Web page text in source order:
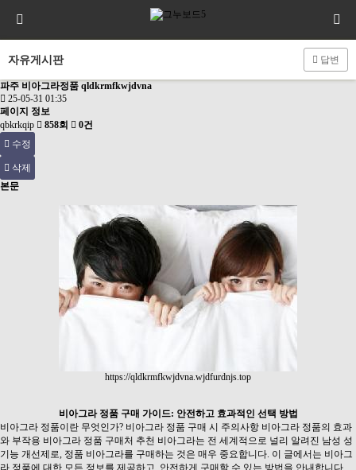
자유게시판 답변
파주 비아그라정품 qldkrmfkwjdvna
25-05-31 01:35
페이지 정보
qbkrkqip
858회
0건
수정
삭제
본문
https://qldkrmfkwjdvna.wjdfurdnjs.top
비아그라 정품 구매 가이드: 안전하고 효과적인 선택 방법
비아그라 정품이란 무엇인가? 비아그라 정품 구매 시 주의사항 비아그라 정품의 효과
와 부작용 비아그라 정품 구매처 추천 비아그라는 전 세계적으로 널리 알려진 남성 성
기능 개선제로, 정품 비아그라를 구매하는 것은 매우 중요합니다. 이 글에서는 비아그
라 정품에 대한 모든 정보를 제공하고, 안전하게 구매할 수 있는 방법을 안내합니다.